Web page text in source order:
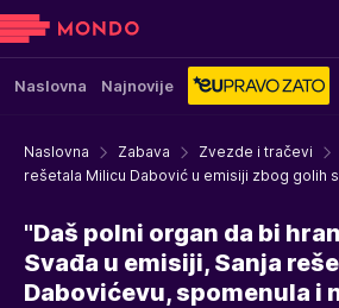
Naslovna Najnovije
Naslovna Zabava Zvezde i tračevi
rešetala Milicu Dabović u emisiji zbog golih
"Daš polni organ da bi
Svađa u emisiji, Sanja
Dabovićevu, spomenula i